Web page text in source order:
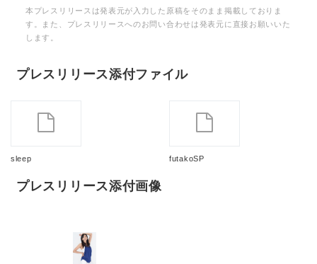
本プレスリリースは発表元が入力した原稿をそのまま掲載しておりま
す。また、プレスリリースへのお問い合わせは発表元に直接お願いいた
します。
プレスリリース添付ファイル
sleep futakoSP
プレスリリース添付画像